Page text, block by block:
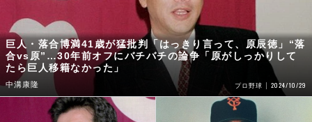
巨人・落合博満41歳が猛批判「はっきり言って、原辰徳」“落
合vs原”…30年前オフにバチバチの論争「原がしっかりして
たら巨人移籍なかった」
中溝康隆 プロ野球 2024/10/29